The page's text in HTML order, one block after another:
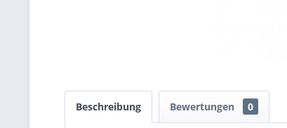
Beschreibung Bewertungen 0